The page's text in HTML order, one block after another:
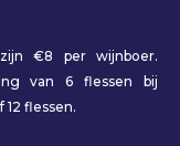
€8 per wijnboer.
van 6 flessen bij
flessen.